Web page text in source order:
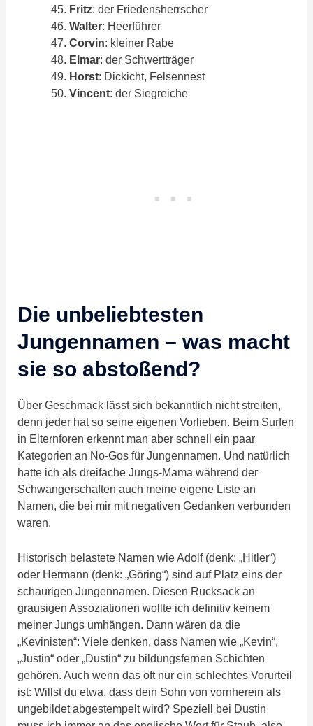
Fritz: der Friedensherrscher
Walter: Heerführer
Corvin: kleiner Rabe
Elmar: der Schwertträger
Horst: Dickicht, Felsennest
Vincent: der Siegreiche
Die unbeliebtesten
Jungennamen – was macht
sie so abstoßend?
Über Geschmack lässt sich bekanntlich nicht streiten,
denn jeder hat so seine eigenen Vorlieben. Beim Surfen
in Elternforen erkennt man aber schnell ein paar
Kategorien an No-Gos für Jungennamen. Und natürlich
hatte ich als dreifache Jungs-Mama während der
Schwangerschaften auch meine eigene Liste an
Namen, die bei mir mit negativen Gedanken verbunden
waren.
Historisch belastete Namen wie Adolf (denk: „Hitler“)
oder Hermann (denk: „Göring“) sind auf Platz eins der
schaurigen Jungennamen. Diesen Rucksack an
grausigen Assoziationen wollte ich definitiv keinem
meiner Jungs umhängen. Dann wären da die
„Kevinisten“: Viele denken, dass Namen wie „Kevin“,
„Justin“ oder „Dustin“ zu bildungsfernen Schichten
gehören. Auch wenn das oft nur ein schlechtes Vorurteil
ist: Willst du etwa, dass dein Sohn von vornherein als
ungebildet abgestempelt wird? Speziell bei Dustin